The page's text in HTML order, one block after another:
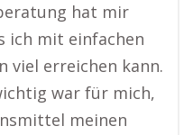
hat mir
ich mit einfachen
viel erreichen kann.
war für mich,
meinen